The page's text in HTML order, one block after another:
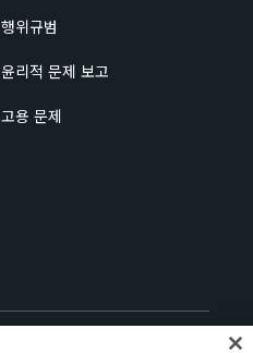
행위규범
윤리적 문제 보고
고용 문제